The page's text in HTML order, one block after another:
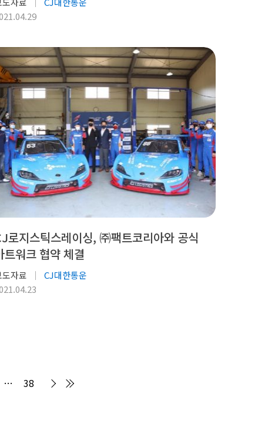
로지스틱스레이싱, ㈜팩트코리아와 공식
트워크 협약 체결
도자료
CJ대한통운
… 38